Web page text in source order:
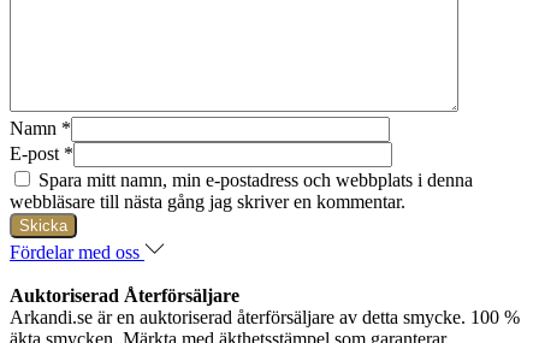
Namn *
E-post *
Spara mitt namn, min e-postadress och webbplats i denna
webbläsare till nästa gång jag skriver en kommentar.
Fördelar med oss
Auktoriserad Återförsäljare
Arkandi.se är en auktoriserad återförsäljare av detta smycke. 100 %